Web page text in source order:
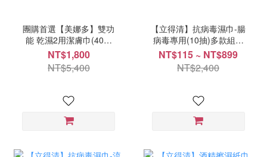
團購首選【美娜多】雙功
能 乾濕2用潔膚巾(40片
x60包)-箱購
NT$1,800
NT$5,400
【立得清】抗病毒濕巾-腸
病毒專用(10抽)多款組數
可選
NT$115 ~ NT$899
NT$2,400